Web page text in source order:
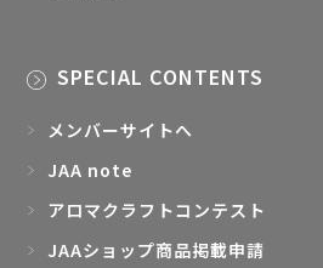
SPECIAL CONTENTS
メンバーサイトへ
JAA note
アロマクラフトコンテスト
JAAショップ商品掲載申請